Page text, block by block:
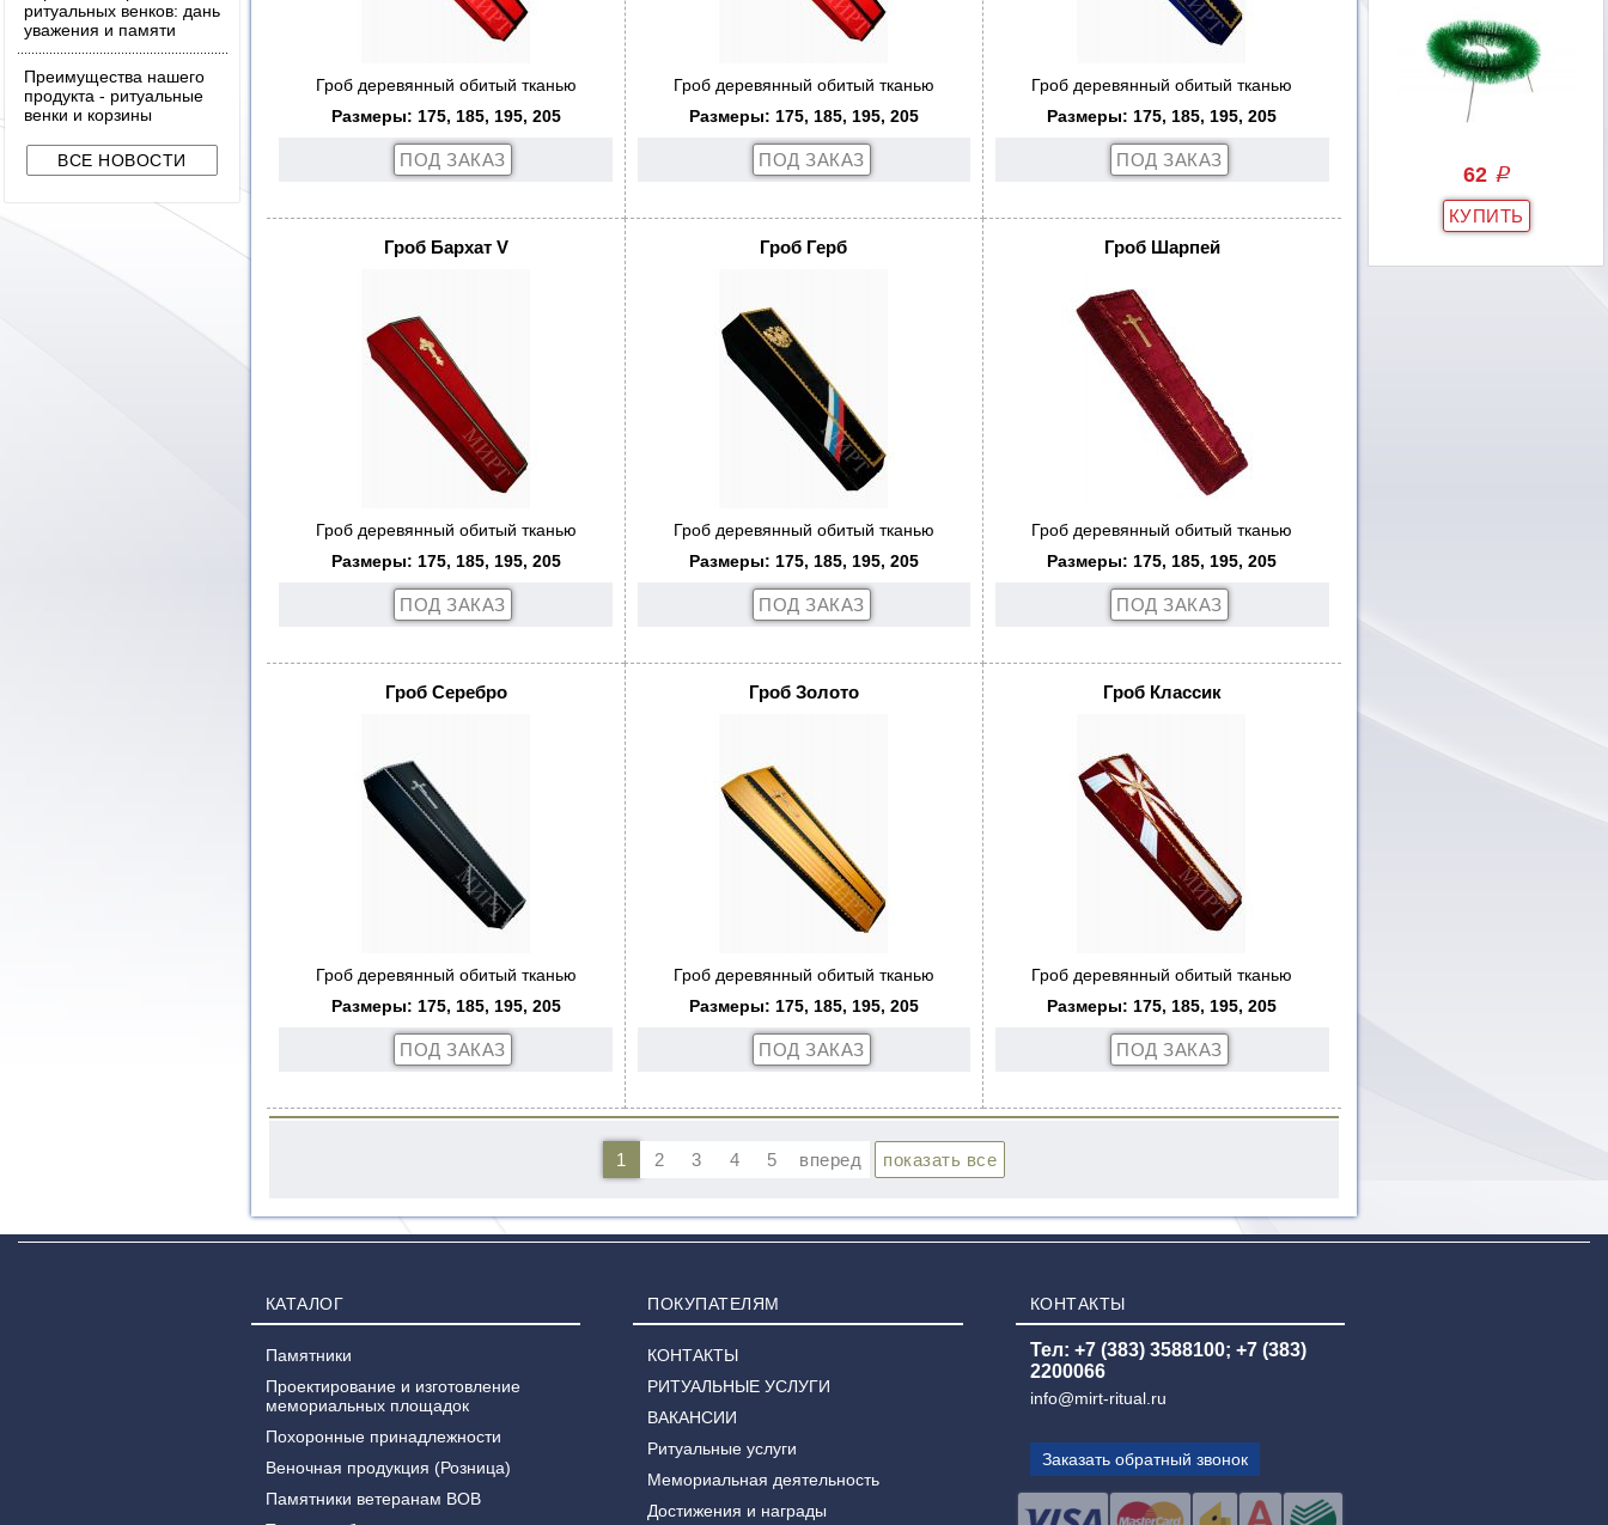
ритуальных венков: дань
уважения и памяти
Преимущества нашего
продукта - ритуальные
венки и корзины
Гроб деревянный обитый тканью
Размеры: 175, 185, 195, 205
Гроб деревянный обитый тканью
Размеры: 175, 185, 195, 205
Гроб деревянный обитый тканью
Размеры: 175, 185, 195, 205
Гроб Бархат V
Гроб деревянный обитый тканью
Размеры: 175, 185, 195, 205
Гроб Герб
Гроб деревянный обитый тканью
Размеры: 175, 185, 195, 205
Гроб Шарпей
Гроб деревянный обитый тканью
Размеры: 175, 185, 195, 205
Гроб Серебро
Гроб деревянный обитый тканью
Размеры: 175, 185, 195, 205
Гроб Золото
Гроб деревянный обитый тканью
Размеры: 175, 185, 195, 205
Гроб Классик
Гроб деревянный обитый тканью
Размеры: 175, 185, 195, 205
62 q
КАТАЛОГ
Памятники
Проектирование и изготовление
мемориальных площадок
Похоронные принадлежности
Веночная продукция (Розница)
Памятники ветеранам ВОВ
ПОКУПАТЕЛЯМ
КОНТАКТЫ
РИТУАЛЬНЫЕ УСЛУГИ
ВАКАНСИИ
Ритуальные услуги
Мемориальная деятельность
Достижения и награды
КОНТАКТЫ
Тел: +7 (383) 3588100; +7 (383)
2200066
info@mirt-ritual.ru
Заказать обратный звонок